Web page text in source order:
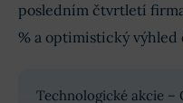
posledním čtvrtletí
% a optimistický
Technologické akcie –